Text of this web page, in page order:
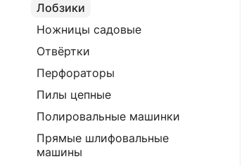
Лобзики
Ножницы садовые
Отвёртки
Перфораторы
Пилы цепные
Полировальные машинки
Прямые шлифовальные
машины